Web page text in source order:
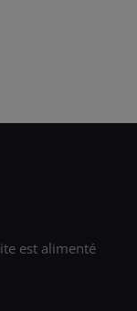
est alimenté